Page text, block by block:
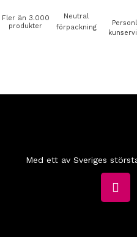
Fler än 3.000
produkter
Neutral
förpackning
Med ett av Sveriges